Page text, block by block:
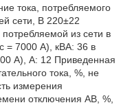
тока, потребляемого
сети, В 220±22
из сети в
= 7000 А), кВА: 36 в
А), А: 12 Приведенная
тока, %, не
измерения
отключения АВ, %,